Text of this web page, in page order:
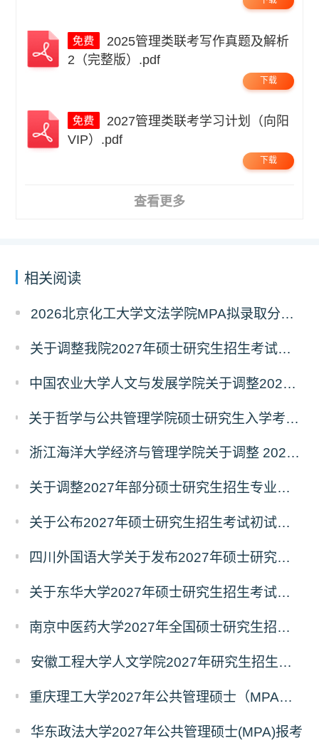
2（完整版）.pdf
下载
VIP）.pdf
下载
查看更多
相关阅读
2026北京化工大学文法学院MPA拟录取分析解读
关于调整我院2027年硕士研究生招生考试科目及参考书的通知
中国农业大学人文与发展学院关于调整2027年硕士研究生招生考试初试科目的通知
关于哲学与公共管理学院硕士研究生入学考试（初试） 考试科目及参考书目变更的通知（二）
浙江海洋大学经济与管理学院关于调整 2027年硕士研究生招生考试初试科目的公告
关于调整2027年部分硕士研究生招生专业初试考试科目的公告（持续更新中）
关于公布2027年硕士研究生招生考试初试自命题科目考试大纲的通知
四川外国语大学关于发布2027年硕士研究生招生考试自命题科目大纲的公告
关于东华大学2027年硕士研究生招生考试（初试）招生目录拟调整公告（一）
南京中医药大学2027年全国硕士研究生招生考试初试自命题科目考试内容及参考书目
安徽工程大学人文学院2027年研究生招生简章
重庆理工大学2027年公共管理硕士（MPA）专业学位研究生（双证）报考
华东政法大学2027年公共管理硕士(MPA)报考